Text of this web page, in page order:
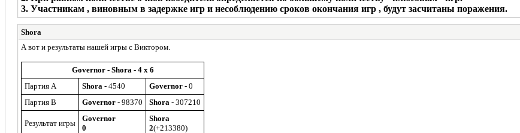
3. Участникам , виновным в задержке игр и несоблюдению сроков окончания игр , будут засчитаны поражения.
Shora
А вот и результаты нашей игры с Виктором.
Governor - Shora - 4 x 6
Партия A
Shora - 4540 Governor - 0
Партия B
Governor - 98370 Shora - 307210
Результат игры
Governor
0
Shora
2(+213380)